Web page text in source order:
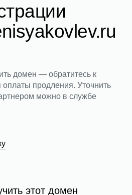
домен — обратитесь к
оплаты продления. Уточнить
можно в службе
этот домен